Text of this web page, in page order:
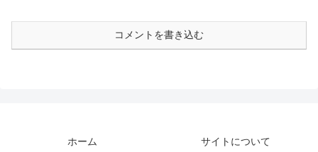
コメントを書き込む
ホーム
サイトについて